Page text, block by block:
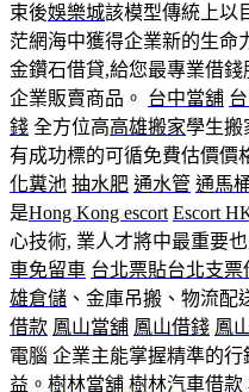
束後娛樂城該模型傳統上以
茫網海中獲得企業新的生命
金鑽石借貸,給您最專業借
企業販賣商品。 台中當舖
錢 全方位高高雄搬家學生搬
有成功標的可循免費估價價
化糞池 抽水肥 通水管 通馬
是Hong Kong escort Escort
心技術, 業人才將中最重要
車免留車 台北票貼台北支票
雄倉儲 、金庫吊搬、物流配
借款 鳳山當舖 鳳山借錢 鳳
電腦 企業主能掌握精準的行
益。 樹林當舖 樹林汽車借款